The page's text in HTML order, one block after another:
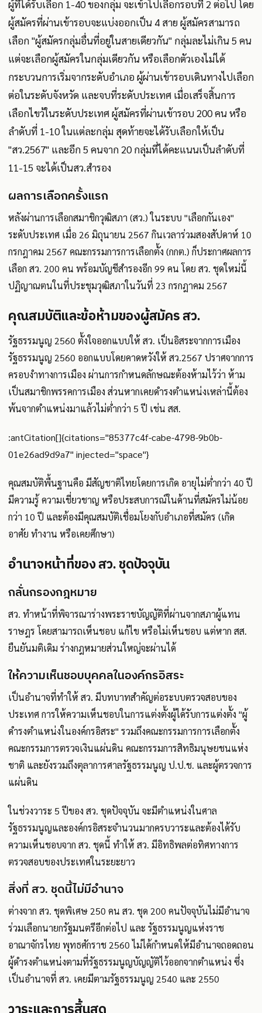
ผู้ที่ได้รับเลือก 1-40 ของกลุ่ม จะเข้าไปเลือกรอบที่ 2 ต่อไป โดย
ผู้สมัครที่ผ่านเข้ารอบจะแบ่งออกเป็น 4 สาย ผู้สมัครสามารถ
เลือก "ผู้สมัครกลุ่มอื่นที่อยู่ในสายเดียวกัน" กลุ่มละไม่เกิน 5 คน
แต่จะเลือกผู้สมัครในกลุ่มเดียวกัน หรือเลือกตัวเองไม่ได้
กระบวนการเริ่มจากระดับอำเภอ ผู้ผ่านเข้ารอบเดินทางไปเลือก
ต่อในระดับจังหวัด และจบที่ระดับประเทศ เมื่อเสร็จสิ้นการ
เลือกไขว้ในระดับประเทศ ผู้สมัครที่ผ่านเข้ารอบ 200 คน หรือ
ลำดับที่ 1-10 ในแต่ละกลุ่ม สุดท้ายจะได้รับเลือกให้เป็น
"สว.2567" และอีก 5 คนจาก 20 กลุ่มที่ได้คะแนนเป็นลำดับที่
11-15 จะได้เป็นสว.สำรอง
ผลการเลือกครั้งแรก
หลังผ่านการเลือกสมาชิกวุฒิสภา (สว.) ในระบบ "เลือกกันเอง"
ระดับประเทศ เมื่อ 26 มิถุนายน 2567 กินเวลาร่วมสองสัปดาห์ 10
กรกฎาคม 2567 คณะกรรมการการเลือกตั้ง (กกต.) ก็ประกาศผลการ
เลือก สว. 200 คน พร้อมบัญชีสำรองอีก 99 คน โดย สว. ชุดใหม่นี้
ปฏิญาณตนในที่ประชุมวุฒิสภาในวันที่ 23 กรกฎาคม 2567
คุณสมบัติและข้อห้ามของผู้สมัคร สว.
รัฐธรรมนูญ 2560 ตั้งใจออกแบบให้ สว. เป็นอิสระจากการเมือง
รัฐธรรมนูญ 2560 ออกแบบโดยคาดหวังให้ สว.2567 ปราศจากการ
ครอบงำทางการเมือง ผ่านการกำหนดลักษณะต้องห้ามไว้ว่า ห้าม
เป็นสมาชิกพรรคการเมือง ส่วนหากเคยดำรงตำแหน่งเหล่านี้ต้อง
พ้นจากตำแหน่งมาแล้วไม่ต่ำกว่า 5 ปี เช่น สส.
:antCitation[]{citations="85377c4f-cabe-4798-9b0b-
01e26ad9d9a7" injected="space"}
คุณสมบัติพื้นฐานคือ มีสัญชาติไทยโดยการเกิด อายุไม่ต่ำกว่า 40 ปี
มีความรู้ ความเชี่ยวชาญ หรือประสบการณ์ในด้านที่สมัครไม่น้อย
กว่า 10 ปี และต้องมีคุณสมบัติเชื่อมโยงกับอำเภอที่สมัคร (เกิด
อาศัย ทำงาน หรือเคยศึกษา)
อำนาจหน้าที่ของ สว. ชุดปัจจุบัน
กลั่นกรองกฎหมาย
สว. ทำหน้าที่พิจารณาร่างพระราชบัญญัติที่ผ่านจากสภาผู้แทน
ราษฎร โดยสามารถเห็นชอบ แก้ไข หรือไม่เห็นชอบ แต่หาก สส.
ยืนยันมติเดิม ร่างกฎหมายส่วนใหญ่จะผ่านได้
ให้ความเห็นชอบบุคคลในองค์กรอิสระ
เป็นอำนาจที่ทำให้ สว. มีบทบาทสำคัญต่อระบบตรวจสอบของ
ประเทศ การให้ความเห็นชอบในการแต่งตั้งผู้ได้รับการแต่งตั้ง "ผู้
ดำรงตำแหน่งในองค์กรอิสระ" รวมถึงคณะกรรมการการเลือกตั้ง
คณะกรรมการตรวจเงินแผ่นดิน คณะกรรมการสิทธิมนุษยชนแห่ง
ชาติ และยังรวมถึงตุลาการศาลรัฐธรรมนูญ ป.ป.ช. และผู้ตรวจการ
แผ่นดิน
ในช่วงวาระ 5 ปีของ สว. ชุดปัจจุบัน จะมีตำแหน่งในศาล
รัฐธรรมนูญและองค์กรอิสระจำนวนมากครบวาระและต้องได้รับ
ความเห็นชอบจาก สว. ชุดนี้ ทำให้ สว. มีอิทธิพลต่อทิศทางการ
ตรวจสอบของประเทศในระยะยาว
สิ่งที่ สว. ชุดนี้ไม่มีอำนาจ
ต่างจาก สว. ชุดพิเศษ 250 คน สว. ชุด 200 คนปัจจุบันไม่มีอำนาจ
ร่วมเลือกนายกรัฐมนตรีอีกต่อไป และ รัฐธรรมนูญแห่งราช
อาณาจักรไทย พุทธศักราช 2560 ไม่ได้กำหนดให้มีอำนาจถอดถอน
ผู้ดำรงตำแหน่งตามที่รัฐธรรมนูญบัญญัติไว้ออกจากตำแหน่ง ซึ่ง
เป็นอำนาจที่ สว. เคยมีตามรัฐธรรมนูญ 2540 และ 2550